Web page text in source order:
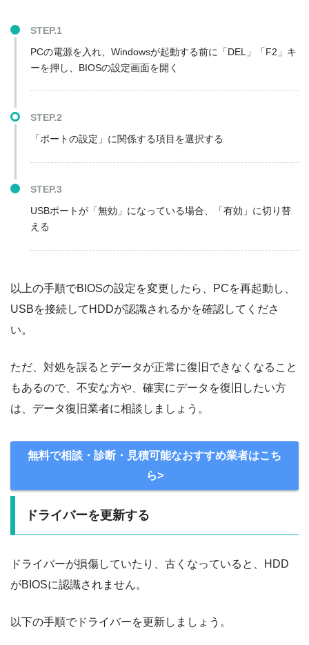
STEP.1
PCの電源を入れ、Windowsが起動する前に「DEL」「F2」キ
ーを押し、BIOSの設定画面を開く
STEP.2
「ポートの設定」に関係する項目を選択する
STEP.3
USBポートが「無効」になっている場合、「有効」に切り替
える
以上の手順でBIOSの設定を変更したら、PCを再起動し、
USBを接続してHDDが認識されるかを確認してくださ
い。
ただ、対処を誤るとデータが正常に復旧できなくなること
もあるので、不安な方や、確実にデータを復旧したい方
は、データ復旧業者に相談しましょう。
無料で相談・診断・見積可能なおすすめ業者はこち
ら>
ドライバーを更新する
ドライバーが損傷していたり、古くなっていると、HDD
がBIOSに認識されません。
以下の手順でドライバーを更新しましょう。